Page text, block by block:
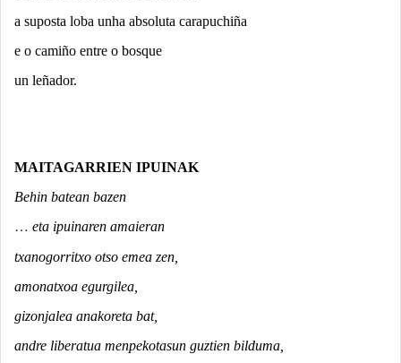
a suposta loba unha absoluta carapuchiña
e o camiño entre o bosque
un leñador.
MAITAGARRIEN IPUINAK
Behin batean bazen
… eta ipuinaren amaieran
txanogorritxo otso emea zen,
amonatxoa egurgilea,
gizonjalea anakoreta bat,
andre liberatua menpekotasun guztien bilduma,